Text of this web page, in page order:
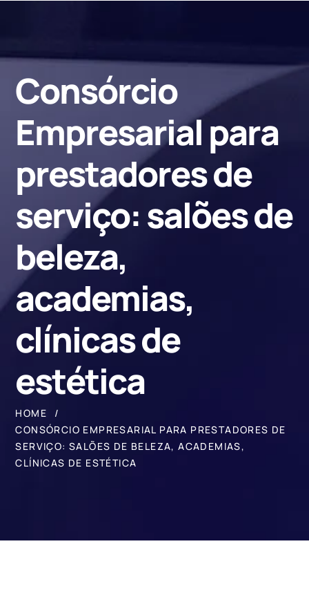
Consórcio
Empresarial para
prestadores de
serviço: salões de
beleza,
academias,
clínicas de
estética
HOME
CONSÓRCIO EMPRESARIAL PARA PRESTADORES DE
SERVIÇO: SALÕES DE BELEZA, ACADEMIAS,
CLÍNICAS DE ESTÉTICA